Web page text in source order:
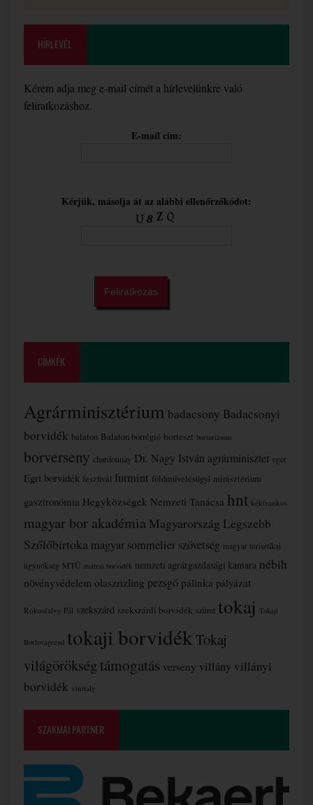
HÍRLEVÉL
Kérem adja meg e-mail címét a hírlevelünkre való
feliratkozáshoz.
E-mail cím:
Kérjük, másolja át az alábbi ellenőrzőkódot:
CÍMKÉK
Agrárminisztérium badacsony Badacsonyi
borvidék balaton Balaton borrégió borteszt borturizmus
borverseny chardonnay Dr. Nagy István agrárminiszter eger
Egri borvidék fesztivál furmint földművelésügyi minisztérium
gasztronómia Hegyközségek Nemzeti Tanácsa hnt kékfrankos
magyar bor akadémia Magyarország Legszebb
Szőlőbirtoka magyar sommelier szövetség magyar turisztikai
ügynökség MTÜ mátrai borvidék nemzeti agrárgazdasági kamara nébih
növényvédelem olaszrizling pezsgő pálinka pályázat
Rókusfalvy Pál szekszárd szekszárdi borvidék szüret tokaj Tokaji
Borlovagrend tokaji borvidék Tokaj
világörökségtámogatás verseny villány villányi
borvidék vinitaly
SZAKMAI PARTNER